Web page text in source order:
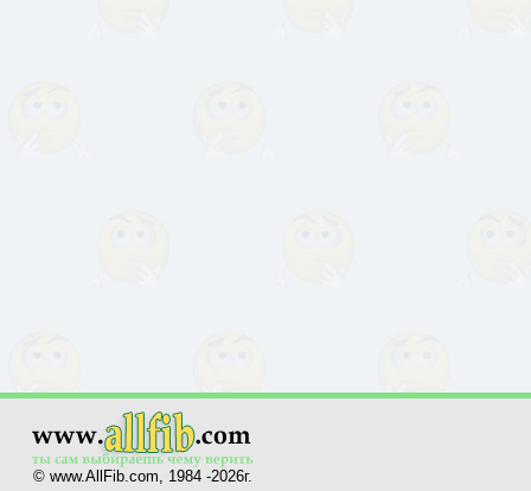
© www.AllFib.com, 1984 -2026г.